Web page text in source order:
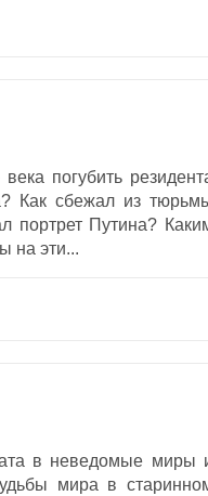
погубить
Как сбежал из
портрет Путина?
на эти...
в неведомые миры
мира в